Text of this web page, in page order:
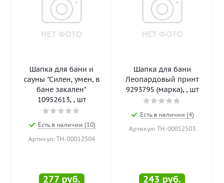
Шапка для бани и
сауны "Силен, умен, в
бане закален"
10952613, , шт
Есть в наличии (10)
Артикул: ТН-00012504
277руб.
Шапка для бани
Леопардовый принт
9293795 (марка), , шт
Есть в наличии (4)
Артикул: ТН-00012503
243 руб.